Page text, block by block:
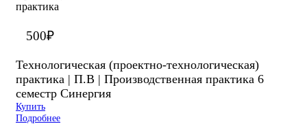
500₽
Технологическая (проектно-технологическая)
практика | П.В | Производственная практика 6
семестр Синергия
Купить
Подробнее